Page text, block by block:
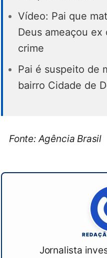
Vídeo: Pai que
Deus ameaçou
crime
Pai é suspeito de
bairro Cidade de
Fonte: Agência Brasil
Jornalista